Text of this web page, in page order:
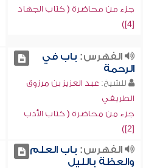
جزء من محاضرة ( كتاب الجهاد
[4])
الفهرس: باب في
الرحمة
للشيخ: عبد العزيز بن مرزوق
الطريفي
جزء من محاضرة ( كتاب الأدب
[2])
الفهرس: باب العلم
والعظة بالليل